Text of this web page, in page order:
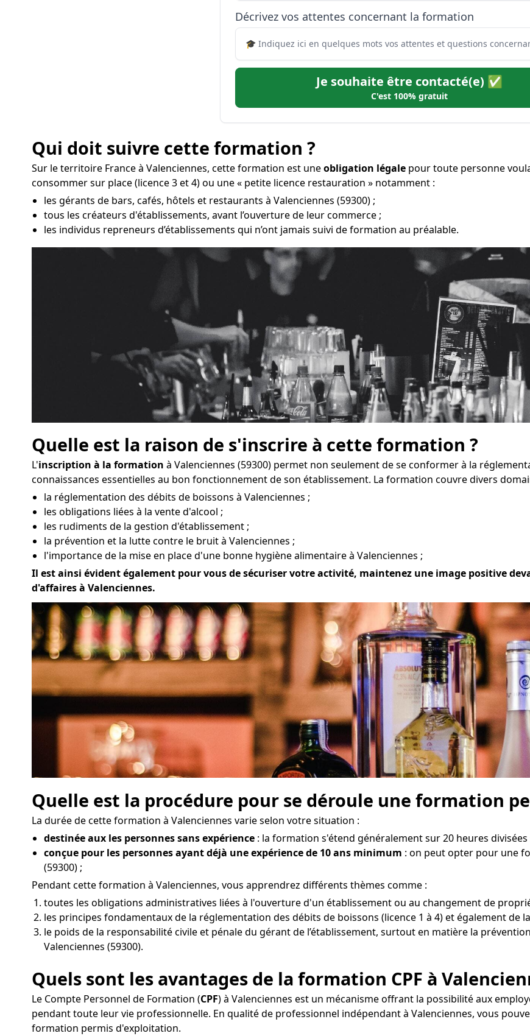
Décrivez vos attentes concernant la formation
Je souhaite être contacté(e) ✅
C'est 100% gratuit
Qui doit suivre cette formation ?
Sur le territoire France à Valenciennes, cette formation est uneobligation légale pour toute personne
consommer sur place (licence 3 et 4) ou une « petite licence restauration » notamment :
les gérants de bars, cafés, hôtels et restaurants à Valenciennes (59300) ;
tous les créateurs d'établissements, avant l’ouverture de leur commerce ;
les individus repreneurs d’établissements qui n’ont jamais suivi de formation au préalable.
Quelle est la raison de s'inscrire à cette formation ?
L'inscription à la formation à Valenciennes (59300) permet non seulement de se conformer à la
connaissances essentielles au bon fonctionnement de son établissement. La formation couvre divers
la réglementation des débits de boissons à Valenciennes ;
les obligations liées à la vente d'alcool ;
les rudiments de la gestion d'établissement ;
la prévention et la lutte contre le bruit à Valenciennes ;
l'importance de la mise en place d'une bonne hygiène alimentaire à Valenciennes ;
Il est ainsi évident également pour vous de sécuriser votre activité, maintenez une image positive
d'affaires à Valenciennes.
Quelle est la procédure pour se déroule une formation
La durée de cette formation à Valenciennes varie selon votre situation :
destinée aux les personnes sans expérience : la formation s'étend généralement sur 20 heures
conçue pour les personnes ayant déjà une expérience de 10 ans minimum : on peut opter pour une
(59300) ;
Pendant cette formation à Valenciennes, vous apprendrez différents thèmes comme :
toutes les obligations administratives liées à l'ouverture d'un établissement ou au changement de
les principes fondamentaux de la réglementation des débits de boissons (licence 1 à 4) et également de
le poids de la responsabilité civile et pénale du gérant de l’établissement, surtout en matière la
Valenciennes (59300).
Quels sont les avantages de la formation CPF à
Le Compte Personnel de Formation (CPF) à Valenciennes est un mécanisme offrant la possibilité aux
pendant toute leur vie professionnelle. En qualité de professionnel indépendant à Valenciennes, vous
formation permis d'exploitation.